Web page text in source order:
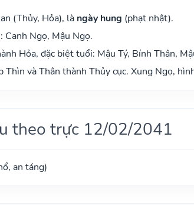
(Thủy, Hỏa), là ngày hung (phạt nhật).
Canh Ngọ, Mậu Ngọ.
Hỏa, đặc biệt tuổi: Mậu Tý, Bính Thân,
Thìn và Thân thành Thủy cục. Xung Ngọ,
theo trực 12/02/2041
an táng)